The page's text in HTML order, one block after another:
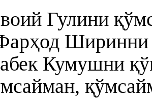
Гулини
Ширинни
Кумушни